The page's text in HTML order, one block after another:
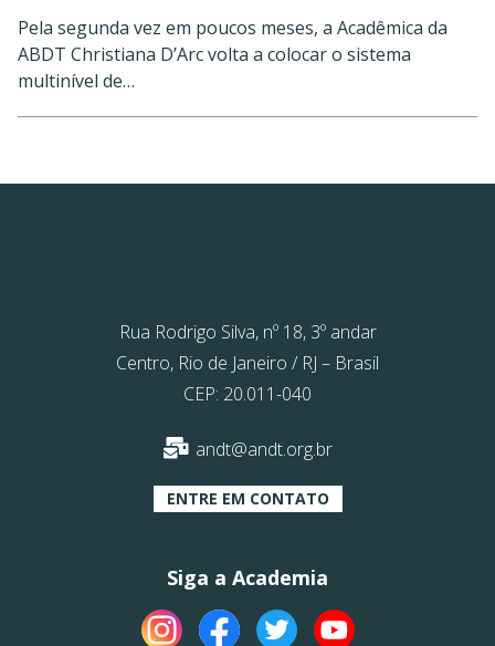
Pela segunda vez em poucos meses, a Acadêmica da
ABDT Christiana D’Arc volta a colocar o sistema
multinível de…
Rua Rodrigo Silva, nº 18, 3º andar
Centro, Rio de Janeiro / RJ – Brasil
CEP: 20.011-040
andt@andt.org.br
ENTRE EM CONTATO
Siga a Academia